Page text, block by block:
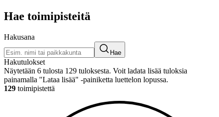
Hae toimipisteitä
Hakusana
Hae
Hakutulokset
Näytetään 6 tulosta 129 tuloksesta. Voit ladata lisää tuloksia
painamalla "Lataa lisää" -painiketta luettelon lopussa.
129 toimipistettä